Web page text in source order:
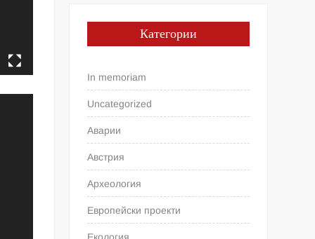
Категории
In memoriam
Uncategorized
Аварии
Австрия
Археология
Европейски проекти